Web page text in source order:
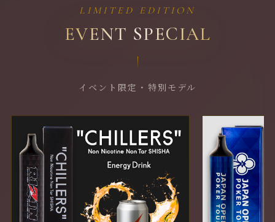
LIMITED EDITION
EVENT SPECIAL
イベント限定・特別モデル